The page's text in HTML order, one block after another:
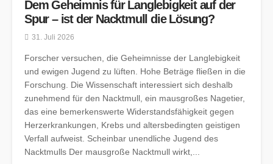
Dem Geheimnis für Langlebigkeit auf der
Spur – ist der Nacktmull die Lösung?
31. Juli 2026
Forscher versuchen, die Geheimnisse der Langlebigkeit
und ewigen Jugend zu lüften. Hohe Beträge fließen in die
Forschung. Die Wissenschaft interessiert sich deshalb
zunehmend für den Nacktmull, ein mausgroßes Nagetier,
das eine bemerkenswerte Widerstandsfähigkeit gegen
Herzerkrankungen, Krebs und altersbedingten geistigen
Verfall aufweist. Scheinbar unendliche Jugend des
Nacktmulls Der mausgroße Nacktmull wirkt,...